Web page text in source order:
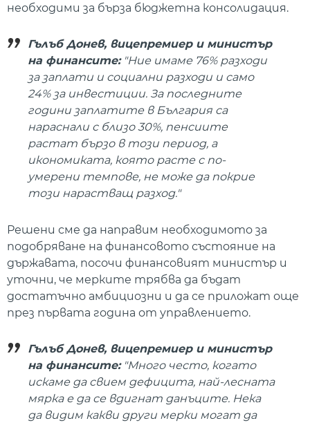
необходими за бърза бюджетна консолидация.
Гълъб Донев, вицепремиер и министър
на финансите:"Ние имаме 76% разходи
за заплати и социални разходи и само
24% за инвестиции. За последните
години заплатите в България са
нараснали с близо 30%, пенсиите
растат бързо в този период, а
икономиката, която расте с по-
умерени темпове, не може да покрие
този нарастващ разход."
Решени сме да направим необходимото за
подобряване на финансовото състояние на
държавата, посочи финансовият министър и
уточни, че мерките трябва да бъдат
достатъчно амбициозни и да се приложат още
през първата година от управлението.
Гълъб Донев, вицепремиер и министър
на финансите:"Много често, когато
искаме да свием дефицита, най-лесната
мярка е да се вдигнат данъците. Нека
да видим какви други мерки могат да